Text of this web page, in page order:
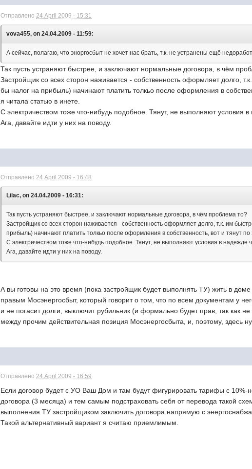
Отправлено 24 April 2009 - 15:31
vova455, on 24.04.2009 - 11:59:
А сейчас, полагаю, что эноргосбыт не хочет нас брать, т.к. не устранены ещё
Так пусть устраняют быстрее, и заключают нормальные договора, в чём
Застройщик со всех сторон наживается - собственность оформляет долго,
бы налог на прибыль) начинают платить толкьо после оформления в
я читала статью в инете.
С электричеством тоже что-нибудь подобное. Тянут, не выполняют условия
Ага, давайте идти у них на поводу.
Отправлено 24 April 2009 - 16:48
Lilac, on 24.04.2009 - 16:31:
Так пусть устраняют быстрее, и заключают нормальные договора, в чём проблема то?
Застройщик со всех сторон наживается - собственность оформляет долго, т.к. им
прибыль) начинают платить толкьо после оформления в собственность, вот и тянут по
С электричеством тоже что-нибудь подобное. Тянут, не выполняют условия в надежде
Ага, давайте идти у них на поводу.
А вы готовы на это время (пока застройщик будет выполнять ТУ) жить в
правым Мосэнергосбыт, который говорит о том, что по всем документам у
и не погасит долги, выключит рубильник (и формально будет прав, так как
между прочим действительная позиция Мосэнергосбыта, и, поэтому, здесь
Отправлено 24 April 2009 - 16:59
Если договор будет с УО Ваш Дом и там будут фигурировать тарифы с 10%-
договора (3 месяца) и тем самым подстраховать себя от перевода такой
выполнения ТУ застройщиком заключить договора напрямую с
Такой альтернативный вариант я считаю приемлимым.